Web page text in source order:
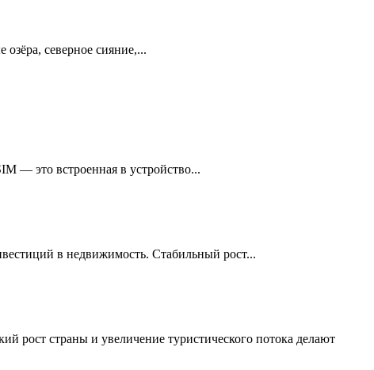
северное сияние,...
— это встроенная в устройство...
в недвижимость. Стабильный рост...
рост страны и увеличение туристического потока делают